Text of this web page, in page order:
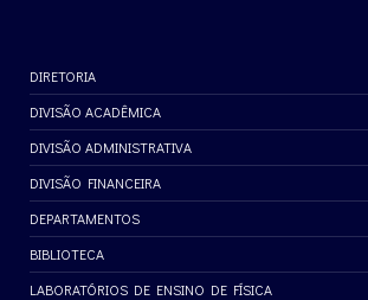
DIRETORIA
DIVISÃO ACADÊMICA
DIVISÃO ADMINISTRATIVA
DIVISÃO FINANCEIRA
DEPARTAMENTOS
BIBLIOTECA
LABORATÓRIOS DE ENSINO DE FÍSICA